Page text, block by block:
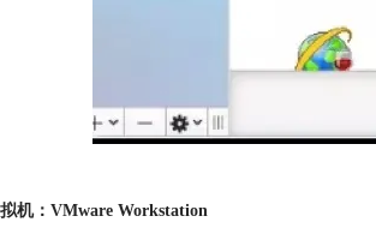
机：VMware Workstation